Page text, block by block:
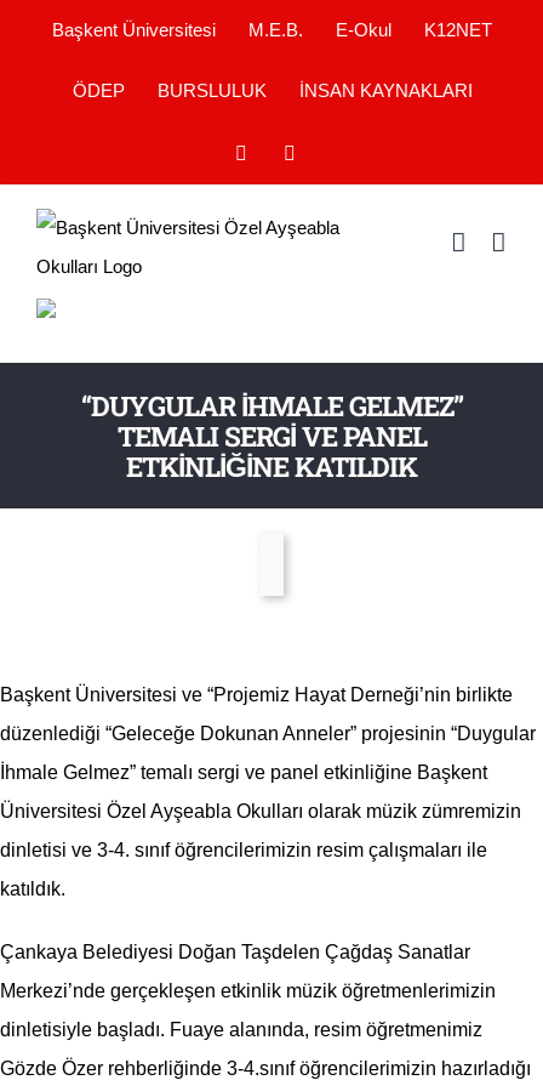
Başkent Üniversitesi M.E.B. E-Okul K12NET
ÖDEP BURSLULUK İNSAN KAYNAKLARI
YouTube
“DUYGULAR İHMALE GELMEZ”
TEMALI SERGİ VE PANEL
ETKİNLİĞİNE KATILDIK
Başkent Üniversitesi ve “Projemiz Hayat Derneği’nin birlikte
düzenlediği “Geleceğe Dokunan Anneler” projesinin “Duygular
İhmale Gelmez” temalı sergi ve panel etkinliğine Başkent
Üniversitesi Özel Ayşeabla Okulları olarak müzik zümremizin
dinletisi ve 3-4. sınıf öğrencilerimizin resim çalışmaları ile
katıldık.
Çankaya Belediyesi Doğan Taşdelen Çağdaş Sanatlar
Merkezi’nde gerçekleşen etkinlik müzik öğretmenlerimizin
dinletisiyle başladı. Fuaye alanında, resim öğretmenimiz
Gözde Özer rehberliğinde 3-4.sınıf öğrencilerimizin hazırladığı